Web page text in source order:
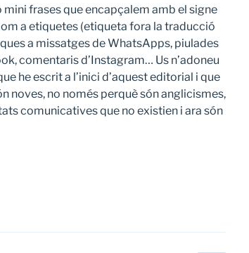
mini frases que encapçalem amb el signe
a etiquetes (etiqueta fora la traducció
a missatges de WhatsApps, piulades
comentaris d’Instagram… Us n’adoneu
he escrit a l’inici d’aquest editorial i que
noves, no només perquè són anglicismes,
comunicatives que no existien i ara són